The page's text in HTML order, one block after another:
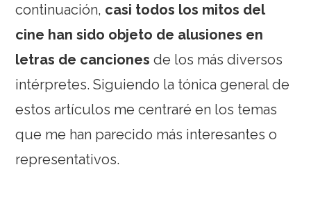
continuación, casi todos los mitos del
cine han sido objeto de alusiones en
letras de cancionesde los más diversos
intérpretes. Siguiendo la tónica general de
estos artículos me centraré en los temas
que me han parecido más interesantes o
representativos.